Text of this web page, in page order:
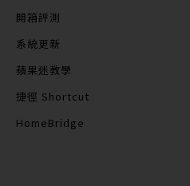
開箱評測
系統更新
蘋果迷教學
捷徑 Shortcut
HomeBridge